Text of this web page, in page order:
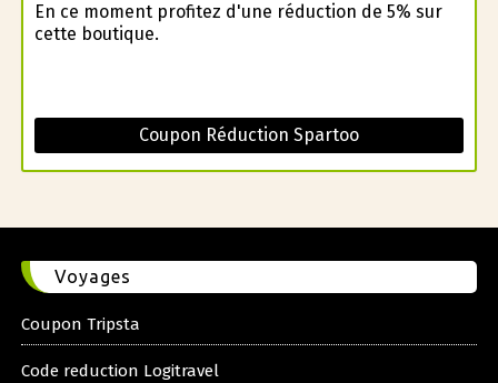
En ce moment profitez d'une réduction de 5% sur
cette boutique.
Coupon Réduction Spartoo
Voyages
Coupon Tripsta
Code reduction Logitravel